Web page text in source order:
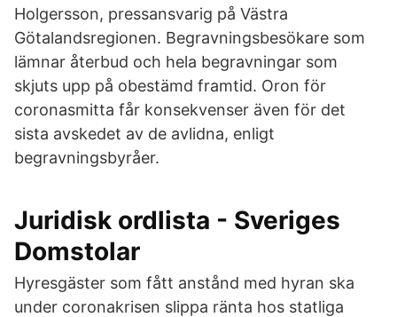
Holgersson, pressansvarig på Västra
Götalandsregionen. Begravningsbesökare som
lämnar återbud och hela begravningar som
skjuts upp på obestämd framtid. Oron för
coronasmitta får konsekvenser även för det
sista avskedet av de avlidna, enligt
begravningsbyråer.
Juridisk ordlista - Sveriges
Domstolar
Hyresgäster som fått anstånd med hyran ska
under coronakrisen slippa ränta hos statliga